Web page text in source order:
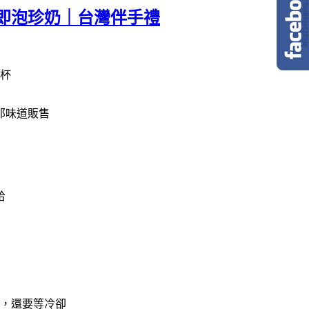
泡珍奶｜台灣伴手禮
味道販售
還要等冷卻